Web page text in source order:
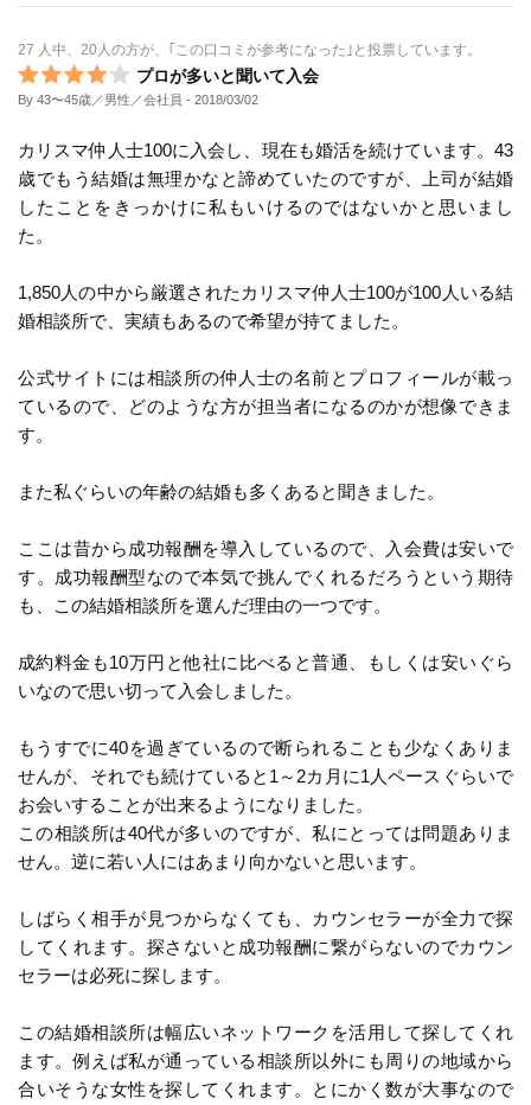
27 人中、20人の方が、｢この口コミが参考になった｣と投票しています。
プロが多いと聞いて入会
By 43〜45歳／男性／会社員 - 2018/03/02
カリスマ仲人士100に入会し、現在も婚活を続けています。43
歳でもう結婚は無理かなと諦めていたのですが、上司が結婚
したことをきっかけに私もいけるのではないかと思いまし
た。
1,850人の中から厳選されたカリスマ仲人士100が100人いる結
婚相談所で、実績もあるので希望が持てました。
公式サイトには相談所の仲人士の名前とプロフィールが載っ
ているので、どのような方が担当者になるのかが想像できま
す。
また私ぐらいの年齢の結婚も多くあると聞きました。
ここは昔から成功報酬を導入しているので、入会費は安いで
す。成功報酬型なので本気で挑んでくれるだろうという期待
も、この結婚相談所を選んだ理由の一つです。
成約料金も10万円と他社に比べると普通、もしくは安いぐら
いなので思い切って入会しました。
もうすでに40を過ぎているので断られることも少なくありま
せんが、それでも続けていると1～2カ月に1人ペースぐらいで
お会いすることが出来るようになりました。
この相談所は40代が多いのですが、私にとっては問題ありま
せん。逆に若い人にはあまり向かないと思います。
しばらく相手が見つからなくても、カウンセラーが全力で探
してくれます。探さないと成功報酬に繋がらないのでカウン
セラーは必死に探します。
この結婚相談所は幅広いネットワークを活用して探してくれ
ます。例えば私が通っている相談所以外にも周りの地域から
合いそうな女性を探してくれます。とにかく数が大事なので